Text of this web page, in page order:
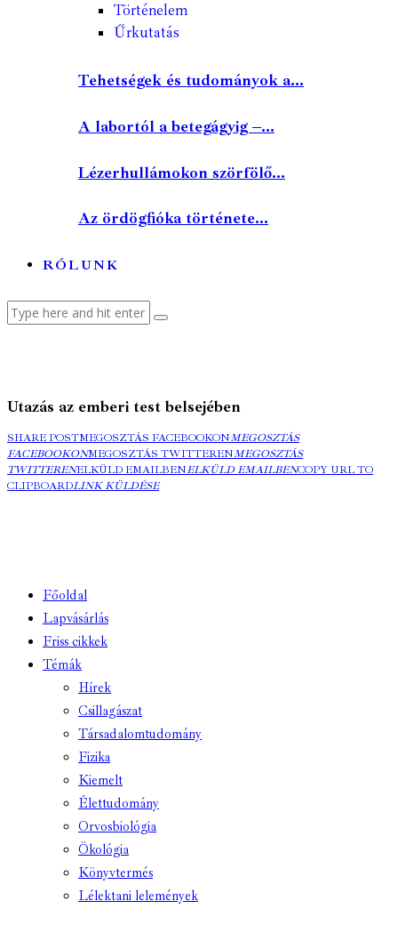
Történelem
Űrkutatás
Tehetségek és tudományok a...
A labortól a betegágyig –...
Lézerhullámokon szörfölő...
Az ördögfióka története...
RÓLUNK
Utazás az emberi test belsejében
SHARE POSTMEGOSZTÁS FACEBOOKONMEGOSZTÁS
FACEBOOKONMEGOSZTÁS TWITTERENMEGOSZTÁS
TWITTERENELKÜLD EMAILBENELKÜLD EMAILBENCOPY URL TO
CLIPBOARDLINK KÜLDÉSE
Főoldal
Lapvásárlás
Friss cikkek
Témák
Hírek
Csillagászat
Társadalomtudomány
Fizika
Kiemelt
Élettudomány
Orvosbiológia
Ökológia
Könyvtermés
Lélektani lelemények